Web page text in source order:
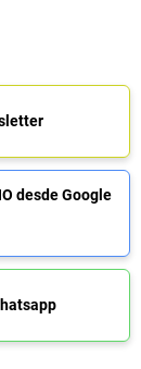
desde Google